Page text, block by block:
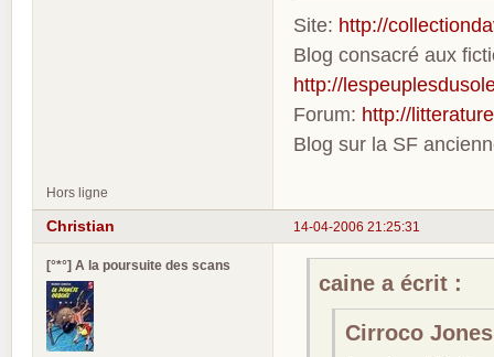
Site: http://
Blog consacré aux
http://
Forum: http://
Blog sur la SF
Hors ligne
14-04-2006 21:25:31
Christian
[°*°] A la poursuite des scans
caine a écrit :
Cirroco